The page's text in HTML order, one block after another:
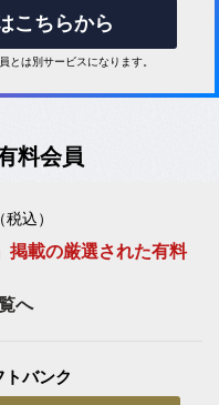
こちらから
は別サービスになります。
料会員
（税込）
載の厳選された有料
へ
トバンク